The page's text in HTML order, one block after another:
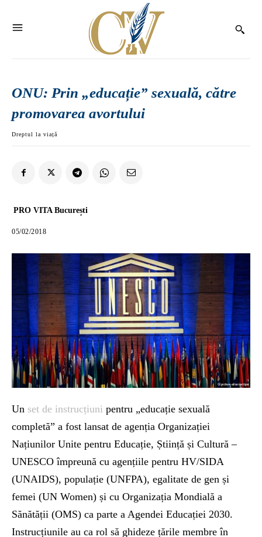
ONU: Prin „educație” sexuală, către
promovarea avortului
Dreptul la viață
PRO VITA București
05/02/2018
Un set de instrucțiuni pentru „educație sexuală
completă” a fost lansat de agenția Organizației
Națiunilor Unite pentru Educație, Știință și Cultură –
UNESCO împreună cu agențiile pentru HV/SIDA
(UNAIDS), populație (UNFPA), egalitate de gen și
femei (UN Women) și cu Organizația Mondială a
Sănătății (OMS) ca parte a Agendei Educației 2030.
Instrucțiunile au ca rol să ghideze țările membre în